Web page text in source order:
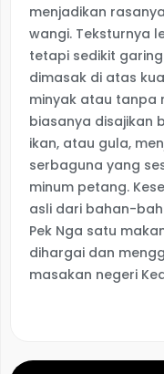
menjadikan
wangi. Teksturnya
tetapi sedikit
dimasak di atas
minyak atau tanpa
biasanya disajikan
ikan, atau gula,
serbaguna yang
minum petang.
asli dari bahan-
Pek Nga satu
dihargai dan
masakan negeri